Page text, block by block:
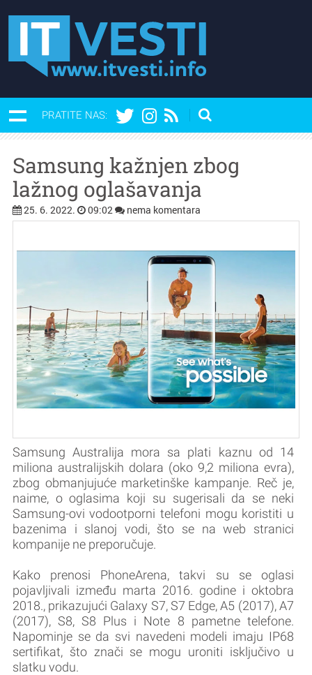
PRATITE NAS:
Samsung kažnjen zbog
lažnog oglašavanja
25. 6. 2022. 09:02 nema komentara
Samsung Australija mora sa plati kaznu od 14
miliona australijskih dolara (oko 9,2 miliona evra),
zbog obmanjujuće marketinške kampanje. Reč je,
naime, o oglasima koji su sugerisali da se neki
Samsung-ovi vodootporni telefoni mogu koristiti u
bazenima i slanoj vodi, što se na web stranici
kompanije ne preporučuje.
Kako prenosi PhoneArena, takvi su se oglasi
pojavljivali između marta 2016. godine i oktobra
2018., prikazujući Galaxy S7, S7 Edge, A5 (2017), A7
(2017), S8, S8 Plus i Note 8 pametne telefone.
Napominje se da svi navedeni modeli imaju IP68
sertifikat, što znači se mogu uroniti isključivo u
slatku vodu.